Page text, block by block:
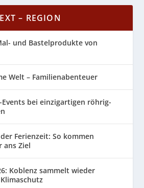
– REGION
und Bastelprodukte von
Welt – Familienabenteuer
Events bei einzigartigen röhrig-
Ferienzeit: So kommen
ans Ziel
Koblenz sammelt wieder